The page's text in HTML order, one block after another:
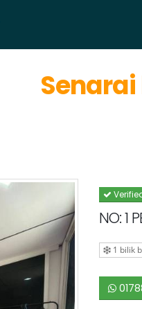
NO: 1
1 bilik